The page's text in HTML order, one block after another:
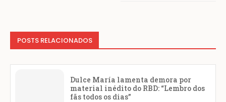
POSTS RELACIONADOS
Dulce María lamenta demora por
material inédito do RBD: “Lembro dos
fãs todos os dias”